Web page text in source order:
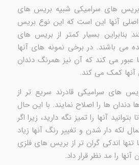
بریس های سرامیکی شبیه بریس های
آنها این است که این نوع بریس
بنابراین بسیار کمتر از بریس های
می باشند. در برخی نمونه های آنها
عبور می کند که آن نیز همرنگ دندان
آنها کمک می کند.
های سرامیکی قادرند سریع تر از
ها را اصلاح نمایند. با این حال
آنها را تمیز نگه دارید، زیرا اگر
لکه دار شدن و تغییر رنگ آنها زیاد
اندکی گران تر از بریس های فلزی
را مد نظر قرار داد.